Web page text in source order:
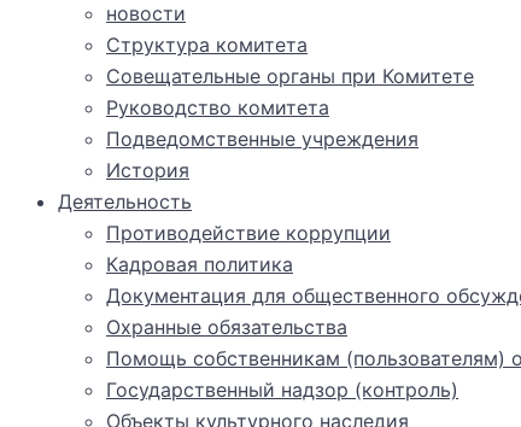
новости
Структура комитета
Совещательные органы при Комитете
Руководство комитета
Подведомственные учреждения
История
Деятельность
Противодействие коррупции
Кадровая политика
Документация для общественного
Охранные обязательства
Помощь собственникам (пользователям)
Государственный надзор (контроль)
Объекты культурного наследия